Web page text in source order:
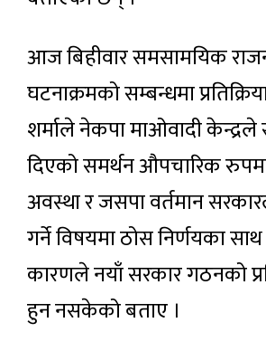
आज बिहीवार समसामयिक
घटनाक्रमको सम्बन्धमा
शर्माले नेकपा माओवादी
दिएको समर्थन औपचारिक
अवस्था र जसपा वर्तमान
गर्ने विषयमा ठोस निर्णयका
कारणले नयाँ सरकार गठनको
हुन नसकेको बताए ।